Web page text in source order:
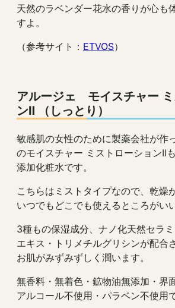
天然のラベンダー花水の香りが心も
すよ。
（参考サイト： ETVOS）
アルージェ モイスチャー ミ
ンⅡ （しっとり）
敏感肌の女性のために製薬会社が作
のモイスチャー ミストローションⅡ
添加化粧水です。
こちらはミストタイプなので、乾燥
いつでもどこでも使えるところがい
3種もの保湿成分、ナノ化天然セラ
エキス・トリメチルグリシンが配合
お肌がみずみずしく潤います。
無香料・無着色・鉱物油無添加・界
アルコール不使用・パラベン不使用で